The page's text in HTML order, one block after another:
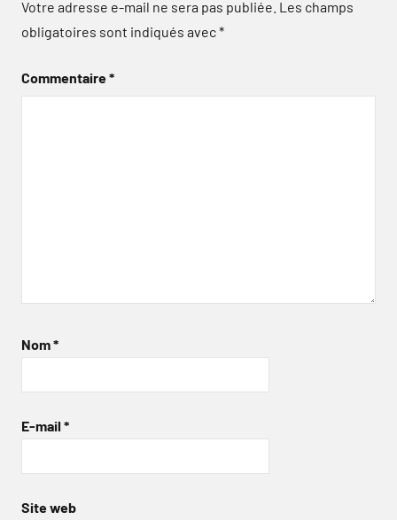
Votre adresse e-mail ne sera pas publiée. Les champs
obligatoires sont indiqués avec*
Commentaire*
Nom*
E-mail *
Site web